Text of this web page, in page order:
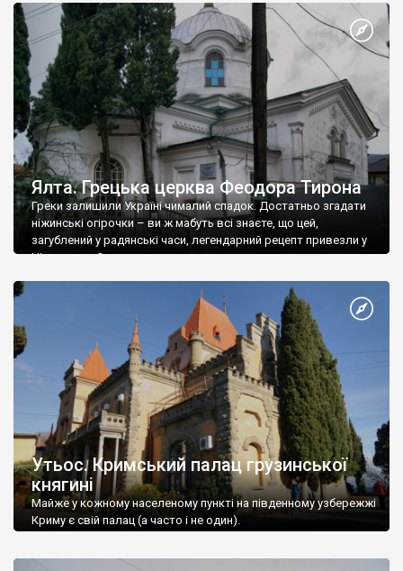
Ялта. Грецька церква Феодора Тирона
Греки залишили Україні чималий спадок. Достатньо згадати
ніжинські огірочки – ви ж мабуть всі знаєте, що цей,
загублений у радянські часи, легендарний рецепт привезли у
Ніжин греки?
Утьос. Кримський палац грузинської
княгині
Майже у кожному населеному пункті на південному узбережжі
Криму є свій палац (а часто і не один).